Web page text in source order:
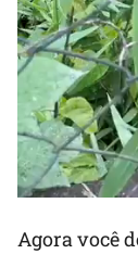
Agora você